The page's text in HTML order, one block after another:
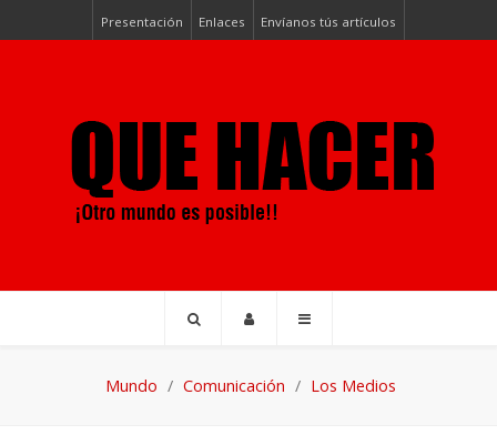
Presentación Enlaces Envíanos tús artículos
Mundo Comunicación Los Medios